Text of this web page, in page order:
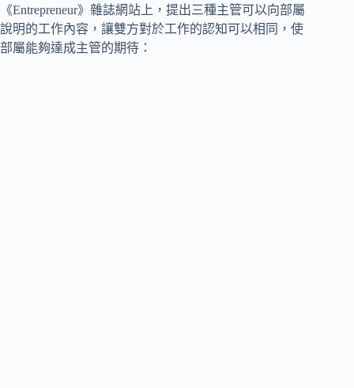
《Entrepreneur》雜誌網站上，提出三種主管可以向部屬
說明的工作內容，讓雙方對於工作的認知可以相同，使
部屬能夠達成主管的期待：